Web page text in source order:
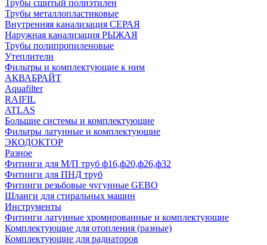
Трубы сшитый полиэтилен
Трубы металлопластиковые
Внутренняя канализация СЕРАЯ
Наружная канализация РЫЖАЯ
Трубы полипропиленовые
Утеплители
Фильтры и комплектующие к ним
АКВАБРАЙТ
Aquafilter
RAIFIL
ATLAS
Большие системы и комплектующие
Фильтры латунные и комплектующие
ЭКОДОКТОР
Разное
Фитинги для М/П труб ф16,ф20,ф26,ф32
Фитинги для ПНД труб
Фитинги резьбовые чугунные GEBO
Шланги для стиральных машин
Инструменты
Фитинги латунные хромированные и комплектующие
Комплектующие для отопления (разные)
Комплектующие для радиаторов